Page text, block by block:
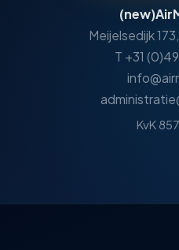
Meijelsedijk
T +31
KvK